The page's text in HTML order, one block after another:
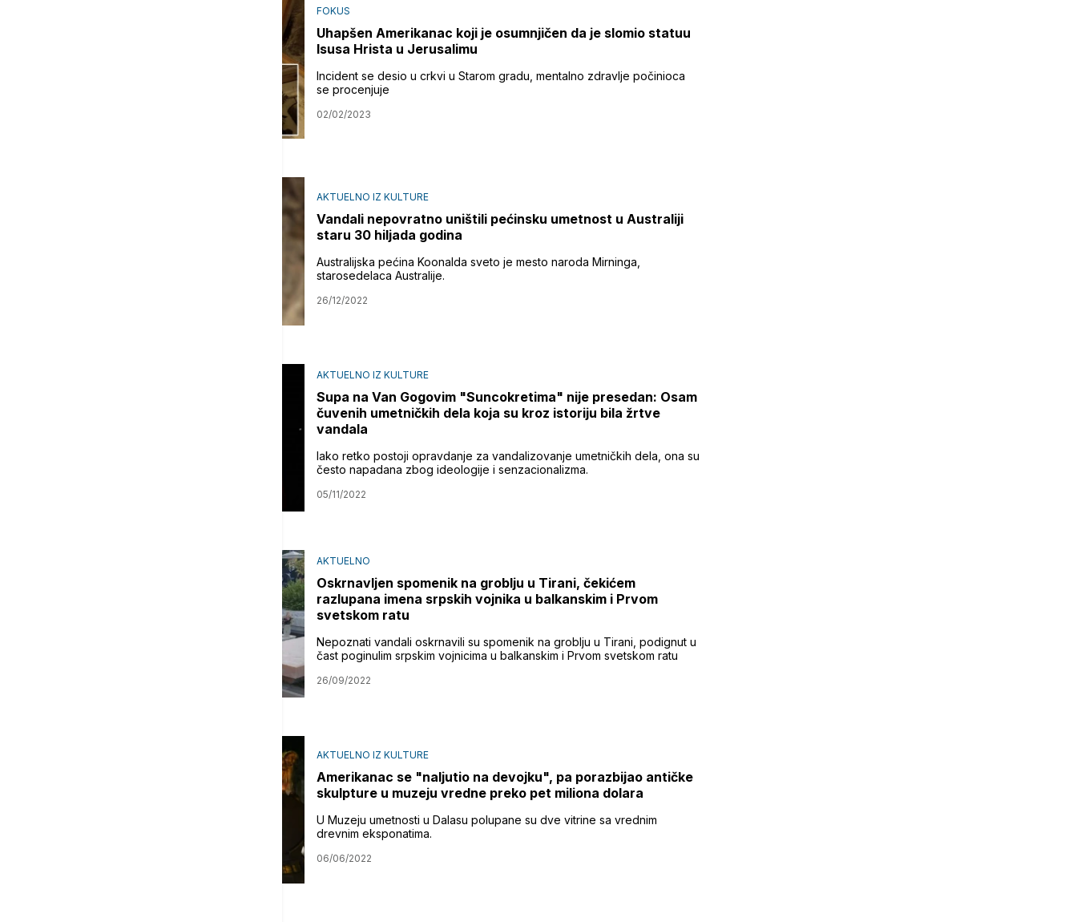
FOKUS
Uhapšen Amerikanac koji je osumnjičen da je slomio statuu
Isusa Hrista u Jerusalimu
Incident se desio u crkvi u Starom gradu, mentalno zdravlje počinioca
se procenjuje
02/02/2023
AKTUELNO IZ KULTURE
Vandali nepovratno uništili pećinsku umetnost u Australiji
staru 30 hiljada godina
Australijska pećina Koonalda sveto je mesto naroda Mirninga,
starosedelaca Australije.
26/12/2022
AKTUELNO IZ KULTURE
Supa na Van Gogovim "Suncokretima" nije presedan: Osam
čuvenih umetničkih dela koja su kroz istoriju bila žrtve
vandala
Iako retko postoji opravdanje za vandalizovanje umetničkih dela, ona su
često napadana zbog ideologije i senzacionalizma.
05/11/2022
AKTUELNO
Oskrnavljen spomenik na groblju u Tirani, čekićem
razlupana imena srpskih vojnika u balkanskim i Prvom
svetskom ratu
Nepoznati vandali oskrnavili su spomenik na groblju u Tirani, podignut u
čast poginulim srpskim vojnicima u balkanskim i Prvom svetskom ratu
26/09/2022
AKTUELNO IZ KULTURE
Amerikanac se "naljutio na devojku", pa porazbijao antičke
skulpture u muzeju vredne preko pet miliona dolara
U Muzeju umetnosti u Dalasu polupane su dve vitrine sa vrednim
drevnim eksponatima.
06/06/2022